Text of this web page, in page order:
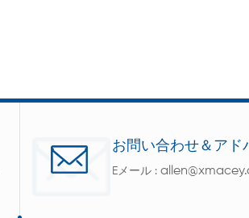
お問い合わせ＆アド
Eメール :